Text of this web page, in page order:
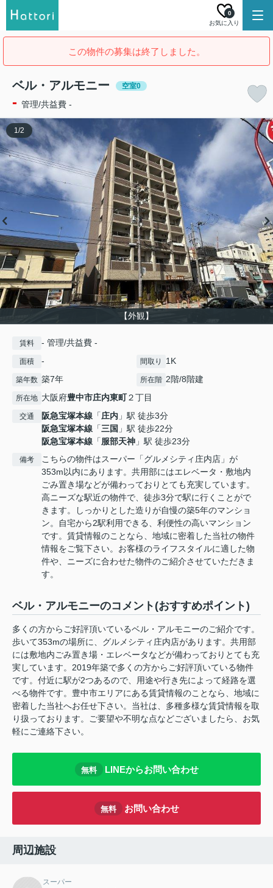
お気に入り
0
この物件の募集は終了しました。
ベル・アルモニー 空室0
- 管理/共益費 -
【外観】
1/2
賃料 - 管理/共益費 -
面積 - 間取り 1K
築年数 築7年 所在階 2階/8階建
所在地 大阪府豊中市庄内東町２丁目
交通 阪急宝塚本線 「庄内 」駅 徒歩3分
阪急宝塚本線 「三国 」駅 徒歩22分
阪急宝塚本線 「服部天神 」駅 徒歩23分
備考
こちらの物件はスーパー「グルメシティ庄内店」が
353m以内にあります。共用部にはエレベータ・敷地内
ごみ置き場などが備わっておりとても充実しています。
高ニーズな駅近の物件で、徒歩3分で駅に行くことがで
きます。しっかりとした造りが自慢の築5年のマンショ
ン。自宅から2駅利用できる、利便性の高いマンション
です。賃貸情報のことなら、地域に密着した当社の物件
情報をご覧下さい。お客様のライフスタイルに適した物
件や、ニーズに合わせた物件のご紹介させていただきま
す。
ベル・アルモニーのコメント(おすすめポイント)
多くの方からご好評頂いているベル・アルモニーのご紹介です。
歩いて353mの場所に、グルメシティ庄内店があります。共用部
には敷地内ごみ置き場・エレベータなどが備わっておりとても充
実しています。2019年築で多くの方からご好評頂いている物件
です。付近に駅が2つあるので、用途や行き先によって経路を選
べる物件です。豊中市エリアにある賃貸情報のことなら、地域に
密着した当社へお任せ下さい。当社は、多種多様な賃貸情報を取
り扱っております。ご要望や不明な点などございましたら、お気
軽にご連絡下さい。
無料 LINEからお問い合わせ
無料 お問い合わせ
周辺施設
スーパー